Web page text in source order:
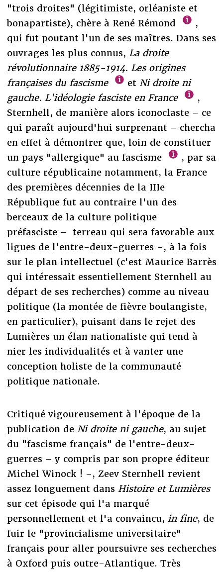
"trois droites" (légitimiste, orléaniste et
bonapartiste), chère à René Rémond
,
qui fut poutant l'un de ses maîtres. Dans ses
ouvrages les plus connus, La droite
révolutionnaire 1885-1914. Les origines
françaises du fascisme
et Ni droite ni
gauche. L'idéologie fasciste en France
,
Sternhell, de manière alors iconoclaste – ce
qui paraît aujourd'hui surprenant – chercha
en effet à démontrer que, loin de constituer
un pays "allergique" au fascisme
, par sa
culture républicaine notamment, la France
des premières décennies de la IIIe
République fut au contraire l'un des
berceaux de la culture politique
préfasciste – terreau qui sera favorable aux
ligues de l'entre-deux-guerres –, à la fois
sur le plan intellectuel (c'est Maurice Barrès
qui intéressait essentiellement Sternhell au
départ de ses recherches) comme au niveau
politique (la montée de fièvre boulangiste,
en particulier), puisant dans le rejet des
Lumières un élan nationaliste qui tend à
nier les individualités et à vanter une
conception holiste de la communauté
politique nationale.
Critiqué vigoureusement à l'époque de la
publication de Ni droite ni gauche, au sujet
du "fascisme français" de l'entre-deux-
guerres – y compris par son propre éditeur
Michel Winock ! –, Zeev Sternhell revient
assez longuement dans Histoire et Lumières
sur cet épisode qui l'a marqué
personnellement et l'a convaincu, in fine, de
fuir le "provincialisme universitaire"
français pour aller poursuivre ses recherches
à Oxford puis outre-Atlantique. Très